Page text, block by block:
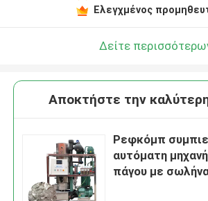
Ελεγχμένος
Δείτε
Αποκτήστε την καλύτερη
Ρεφκόμπ
αυτόματη
πάγου με